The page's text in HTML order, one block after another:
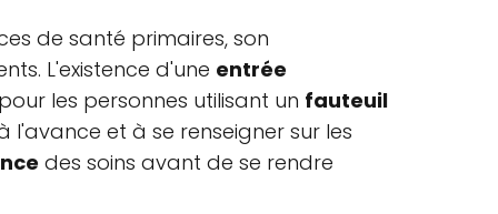
de santé primaires, son
L'existence d'une entrée
les personnes utilisant un fauteuil
l'avance et à se renseigner sur les
des soins avant de se rendre